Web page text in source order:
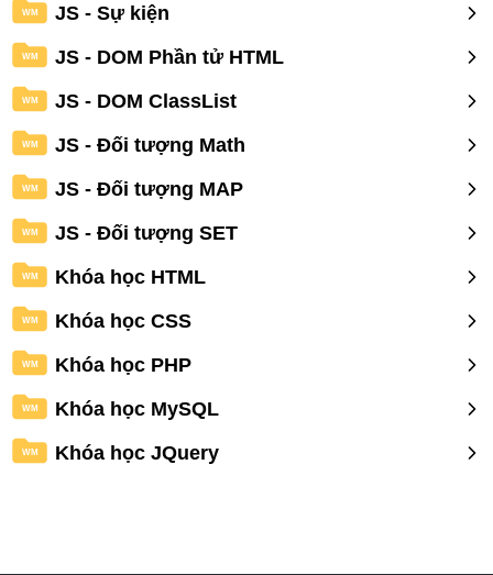
WM JS - Sự kiện
WM JS - DOM Phần tử HTML
WM JS - DOM ClassList
WM JS - Đối tượng Math
WM JS - Đối tượng MAP
WM JS - Đối tượng SET
WM Khóa học HTML
WM Khóa học CSS
WM Khóa học PHP
WM Khóa học MySQL
WM Khóa học JQuery